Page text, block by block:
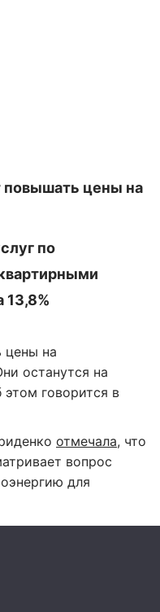
повышать цены на
по
цены на
останутся на
этом говорится в
отмечала, что
вопрос
для